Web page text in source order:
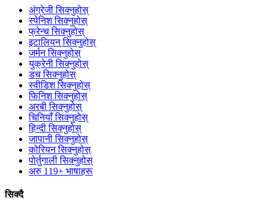
अंग्रेजी सिक्नुहोस्
स्पेनिश सिक्नुहोस्
फ्रेन्च सिक्नुहोस्
इटालियन सिक्नुहोस्
जर्मन सिक्नुहोस्
युक्रेनी सिक्नुहोस्
डच सिक्नुहोस्
स्वीडिश सिक्नुहोस्
फिनिश सिक्नुहोस्
अरबी सिक्नुहोस्
चिनियाँ सिक्नुहोस्
हिन्दी सिक्नुहोस्
जापानी सिक्नुहोस्
कोरियन सिक्नुहोस्
पोर्तुगाली सिक्नुहोस्
अरु 119+ भाषाहरू
सिक्दै